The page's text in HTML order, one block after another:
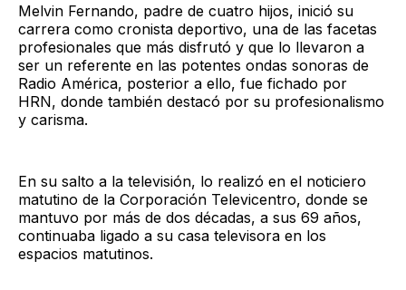
Melvin Fernando, padre de cuatro hijos, inició su
carrera como cronista deportivo, una de las facetas
profesionales que más disfrutó y que lo llevaron a
ser un referente en las potentes ondas sonoras de
Radio América, posterior a ello, fue fichado por
HRN, donde también destacó por su profesionalismo
y carisma.
En su salto a la televisión, lo realizó en el noticiero
matutino de la Corporación Televicentro, donde se
mantuvo por más de dos décadas, a sus 69 años,
continuaba ligado a su casa televisora en los
espacios matutinos.